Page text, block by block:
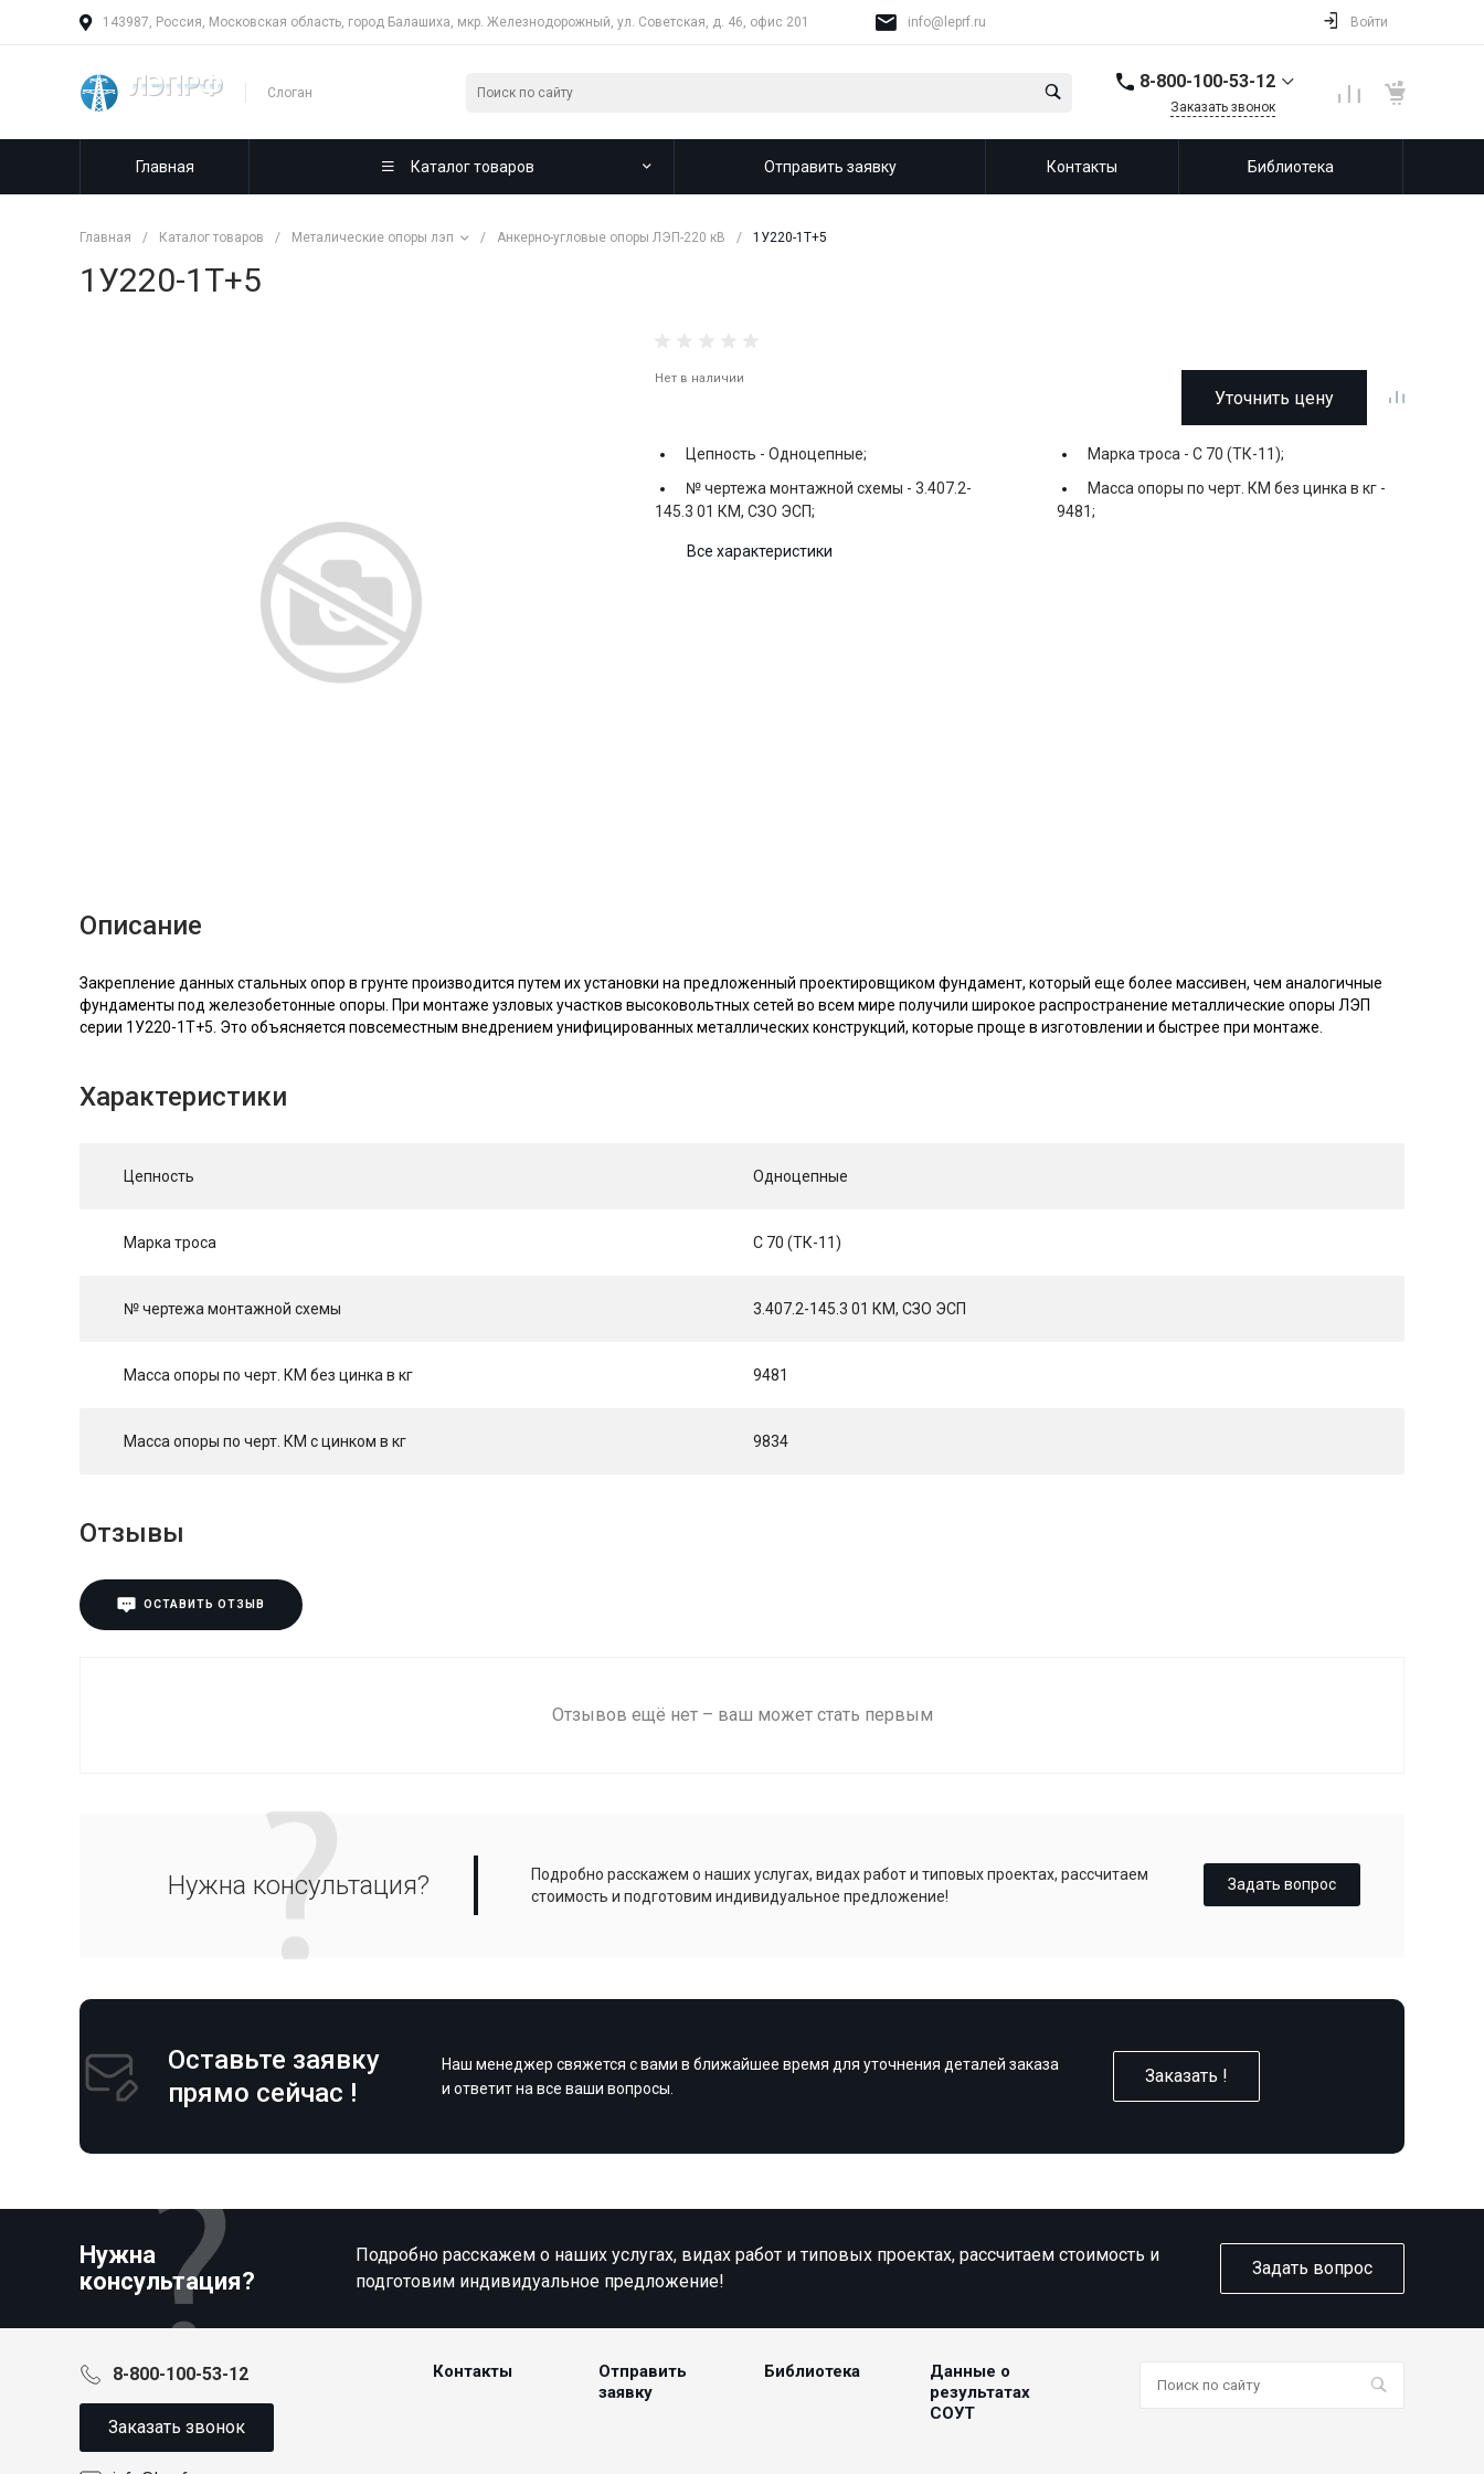
143987, Россия, Московская область, город Балашиха, мкр. Железнодорожный, ул. Советская, д. 46, офис 201 info@leprf.ru Войти
Слоган
8-800-100-53-12
Заказать звонок
Главная Каталог товаров Отправить заявку Контакты Библиотека
Главная / Каталог товаров / Металические опоры лэп / Анкерно-угловые опоры ЛЭП-220 кВ / 1У220-1T+5
1У220-1T+5
Нет в наличии
Уточнить цену
Цепность - Одноцепные; Марка троса -С 70 (ТК-11);
№ чертежа монтажной схемы - 3.407.2-
145.3 01 КМ, СЗО ЭСП;
Масса опоры по черт. КМ без цинка в кг -
9481;
Все характеристики
Описание
Закрепление данных стальных опор в грунте производится путем их установки на предложенный проектировщиком фундамент, который еще более массивен, чем аналогичные
фундаменты под железобетонные опоры. При монтаже узловых участков высоковольтных сетей во всем мире получили широкое распространение металлические опоры ЛЭП
серии 1У220-1T+5. Это объясняется повсеместным внедрением унифицированных металлических конструкций, которые проще в изготовлении и быстрее при монтаже.
Характеристики
Цепность Одноцепные
Марка троса С 70 (ТК-11)
№ чертежа монтажной схемы 3.407.2-145.3 01 КМ, СЗО ЭСП
Масса опоры по черт. КМ без цинка в кг 9481
Масса опоры по черт. КМ с цинком в кг 9834
Отзывы
ОСТАВИТЬ ОТЗЫВ
Отзывов ещё нет – ваш может стать первым
Нужна консультация?
Подробно расскажем о наших услугах, видах работ и типовых проектах, рассчитаем
стоимость и подготовим индивидуальное предложение!
Задать вопрос
Оставьте заявку
прямо сейчас !
Наш менеджер свяжется с вами в ближайшее время для уточнения деталей заказа
и ответит на все ваши вопросы.
Заказать !
Нужна
консультация?
Подробно расскажем о наших услугах, видах работ и типовых проектах, рассчитаем стоимость и
подготовим индивидуальное предложение!
Задать вопрос
8-800-100-53-12
Заказать звонок
Контакты
Отправить
заявку
Библиотека
Данные о
результатах
СОУТ